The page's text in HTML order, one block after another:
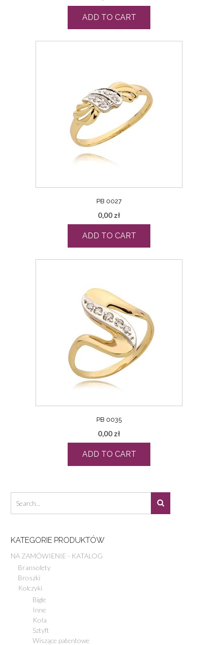
ADD TO CART
PB 0027
0,00 zł
ADD TO CART
PB 0035
0,00 zł
ADD TO CART
KATEGORIE PRODUKTÓW
NA ZAMÓWIENIE - KATALOG
Bransolety
Broszki
Kolczyki
Bigle
Inne
Koła
Sztyft
Wiszące patentowe